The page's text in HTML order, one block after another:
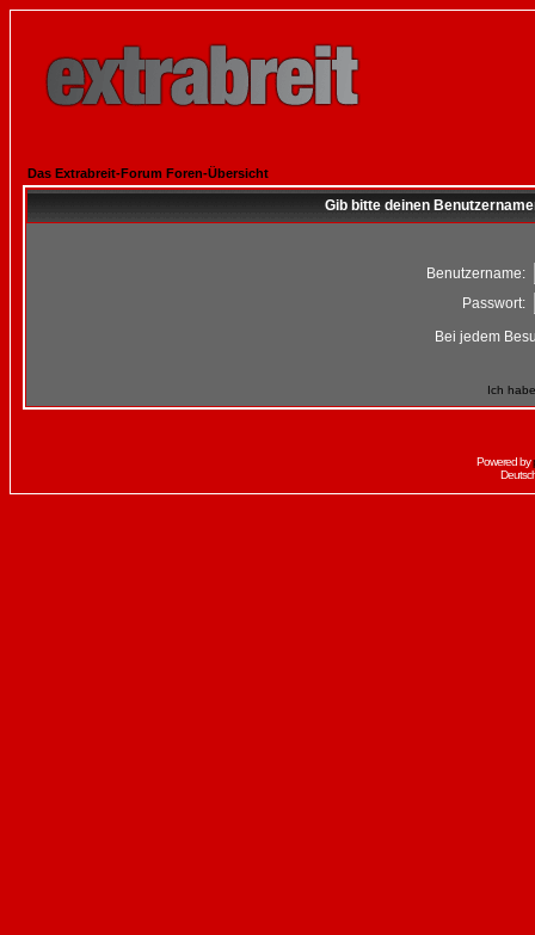
Das Extrabreit-Forum Foren-Übersicht
Gib bitte deinen
Benutzername:
Passwort:
Bei jedem
Ich
Powered by